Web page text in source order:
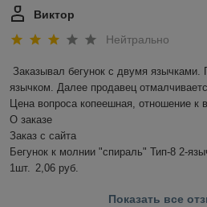
Виктор
Нейтрально
Заказывал бегунок с двумя язычками.
язычком. Далее продавец
Цена вопроса копеешная, отношение к
О заказе
Заказ с сайта
Бегунок к молнии "спираль" Тип-8 2-
1шт.	2,06 руб.
Показать все